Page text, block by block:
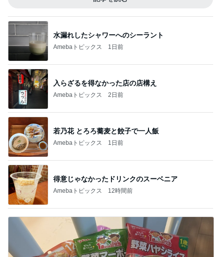
水漏れしたシャワーへのシーラント
Amebaトピックス 1日前
入らざるを得なかった店の店構え
Amebaトピックス 2日前
若乃花 とろろ蕎麦と餃子で一人飯
Amebaトピックス 1日前
得意じゃなかったドリンクのスーベニア
Amebaトピックス 12時間前